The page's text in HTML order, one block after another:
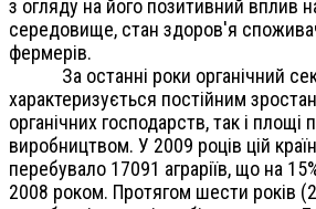
з огляду на його позитивний вплив
середовище, стан здоров'я
фермерів.
За останні роки органічний
характеризується постійним
органічних господарств, так і площі
виробництвом. У 2009 роців цій
перебувало 17091 аграріїв, що на
2008 роком. Протягом шести років